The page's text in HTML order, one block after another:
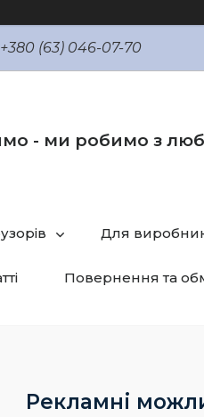
+380 (63) 046-07-70
- ми робимо з
Для
Повернення та
Рекламні